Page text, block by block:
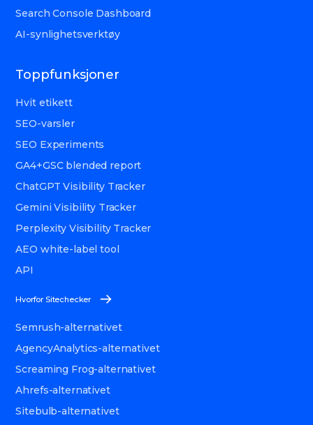
Search Console Dashboard
AI-synlighetsverktøy
Toppfunksjoner
Hvit etikett
SEO-varsler
SEO Experiments
GA4+GSC blended report
ChatGPT Visibility Tracker
Gemini Visibility Tracker
Perplexity Visibility Tracker
AEO white-label tool
API
Hvorfor Sitechecker
Semrush-alternativet
AgencyAnalytics-alternativet
Screaming Frog-alternativet
Ahrefs-alternativet
Sitebulb-alternativet